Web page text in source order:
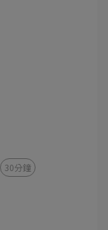
30分鐘